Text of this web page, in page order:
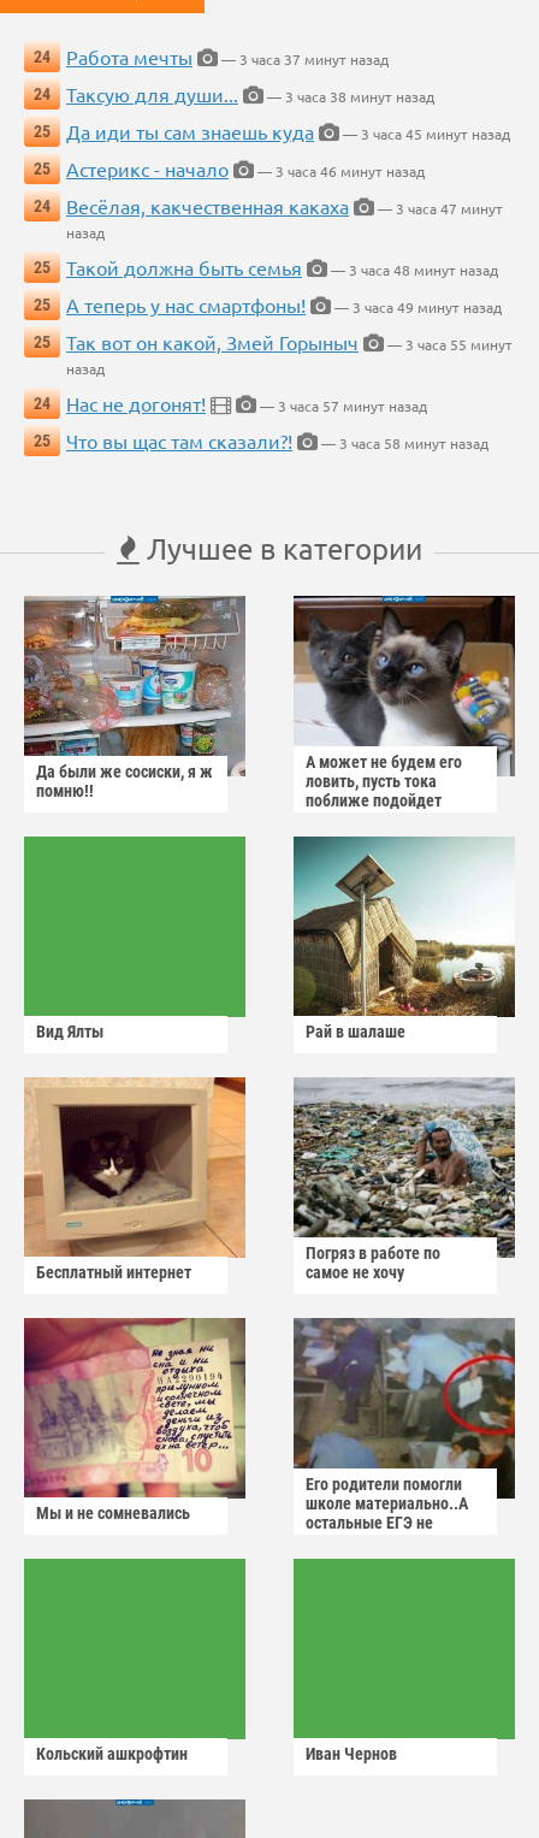
24 Работа мечты
— 3 часа 37 минут назад
24
Таксую для души...
— 3 часа 38 минут назад
25
Да иди ты сам знаешь куда
— 3 часа 45 минут назад
25
Астерикс - начало
— 3 часа 46 минут назад
24
Весёлая, какчественная какаха
— 3 часа 47 минут
назад
25
Такой должна быть семья
— 3 часа 48 минут назад
25
А теперь у нас смартфоны!
— 3 часа 49 минут назад
25
Так вот он какой, Змей Горыныч
— 3 часа 55 минут
назад
24
Нас не догонят!
— 3 часа 57 минут назад
25
Что вы щас там сказали?! — 3 часа 58 минут назад
Лучшее в категории
Да были же сосиски, я ж
помню!!
А может не будем его
ловить, пусть тока
поближе подойдет
Вид Ялты Рай в шалаше
Бесплатный интернет
Погряз в работе по
самое не хочу
Мы и не сомневались
Его родители помогли
школе материально..А
остальные ЕГЭ не
Кольский ашкрофтин Иван Чернов